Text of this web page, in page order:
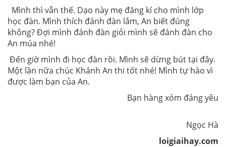
Mình thì vẫn thế. Dạo này mẹ đăng kí cho mình lớp
học đàn. Mình thích đánh đàn lắm, An biết đúng
không? Đợi mình đánh đàn giỏi mình sẽ đánh đàn cho
An múa nhé!
Đến giờ mình đi học đàn rồi. Mình sẽ dừng bút tại đây.
Một lần nữa chúc Khánh An thi tốt nhé! Mình tự hào vì
được làm bạn của An.
Bạn hàng xóm đáng yêu
Ngọc Hà
loigiaihay.com